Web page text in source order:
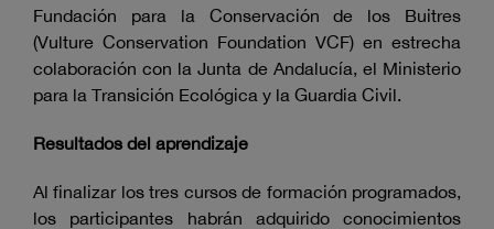
Fundación para la Conservación de los Buitres
(Vulture Conservation Foundation VCF) en estrecha
colaboración con la Junta de Andalucía, el Ministerio
para la Transición Ecológica y la Guardia Civil.
Resultados del aprendizaje
Al finalizar los tres cursos de formación programados,
los participantes habrán adquirido conocimientos